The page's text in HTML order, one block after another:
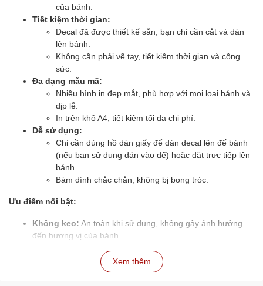
của bánh.
Tiết kiệm thời gian:
Decal đã được thiết kế sẵn, bạn chỉ cần cắt và dán
lên bánh.
Không cần phải vẽ tay, tiết kiệm thời gian và công
sức.
Đa dạng mẫu mã:
Nhiều hình in đẹp mắt, phù hợp với mọi loại bánh và
dịp lễ.
In trên khổ A4, tiết kiệm tối đa chi phí.
Dễ sử dụng:
Chỉ cần dùng hồ dán giấy để dán decal lên đế bánh
(nếu bạn sử dụng dán vào đế) hoặc đặt trực tiếp lên
bánh.
Bám dính chắc chắn, không bị bong tróc.
Ưu điểm nổi bật:
Không keo: An toàn khi sử dụng, không gây ảnh hưởng
đến hương vị của bánh.
mực in, an toàn tuyệt đối.
Giá cả phải chăng:Giá cả cạnh tranh, phù hợp với mọi
Xem thêm